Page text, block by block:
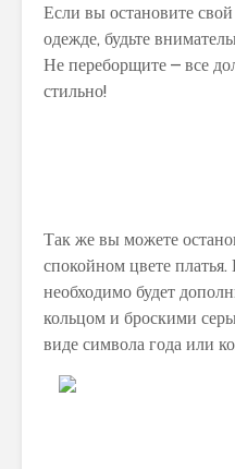
Если вы остановите
одежде, будьте
Не переборщите – все
стильно!
Так же вы можете
спокойном цвете
необходимо будет
кольцом и броскими
виде символа года или